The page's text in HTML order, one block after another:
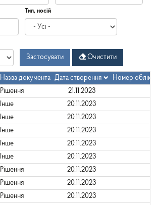
надходження
-
Тип, носій
Застосувати Очистити
Назва документа Дата створення
Номер
Рішення
21.11.2023
Інше
20.11.2023
Інше
20.11.2023
Інше
20.11.2023
Інше
20.11.2023
Інше
20.11.2023
Рішення
20.11.2023
Рішення
20.11.2023
Рішення
20.11.2023